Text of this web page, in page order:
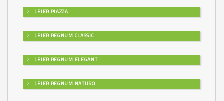
LEIER PIAZZA
LEIER REGNUM CLASSIC
LEIER REGNUM ELEGANT
LEIER REGNUM NATURO